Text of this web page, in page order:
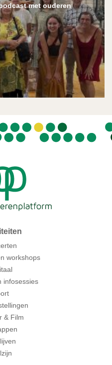
met ouderen
workshops
infosessies
& Film